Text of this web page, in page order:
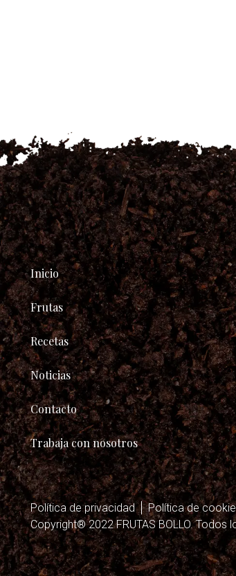
Inicio
Frutas
Recetas
Noticias
Contacto
Trabaja con nosotros
Política de privacidad Política de
Copyright® 2022 FRUTAS BOLLO.